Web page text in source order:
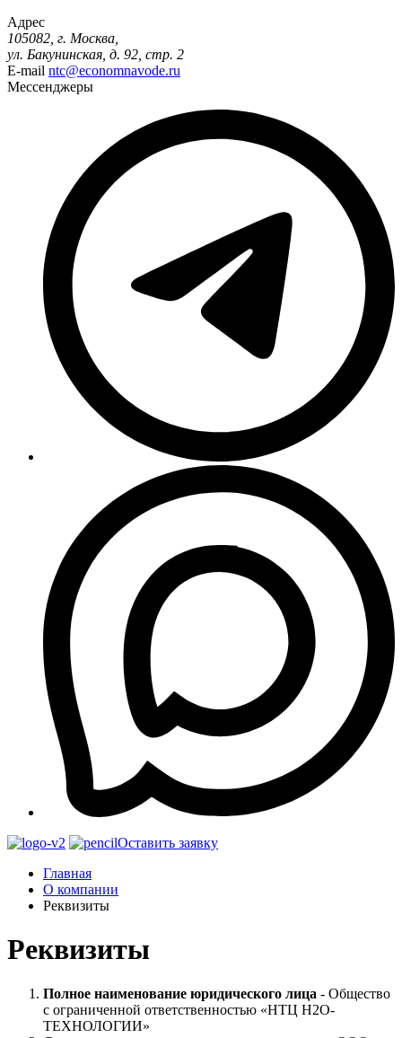
Адрес
105082, г. Москва,
ул. Бакунинская, д. 92, стр. 2
E-mail ntc@economnavode.ru
Мессенджеры
Оставить заявку
Главная
О компании
Реквизиты
Реквизиты
Полное наименование юридического лица - Общество
с ограниченной ответственностью «НТЦ Н2О-
ТЕХНОЛОГИИ»